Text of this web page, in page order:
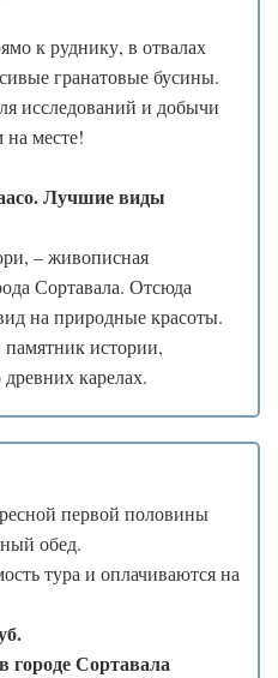
к руднику, в отвалах
гранатовые бусины.
исследований и добычи
месте!
Лучшие виды
– живописная
Сортавала. Отсюда
на природные красоты.
истории,
карелах.
первой половины
обед.
тура и оплачиваются на
городе Сортавала